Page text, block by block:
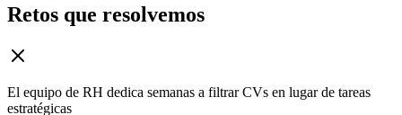
Retos que resolvemos
El equipo de RH dedica semanas a filtrar CVs en lugar de tareas
estratégicas